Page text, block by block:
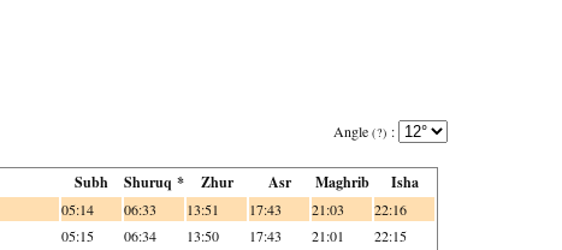
Angle (?) :
Subh Shuruq * Zhur Asr Maghrib Isha
05:14 06:33 13:51 17:43 21:03 22:16
05:15 06:34 13:50 17:43 21:01 22:15